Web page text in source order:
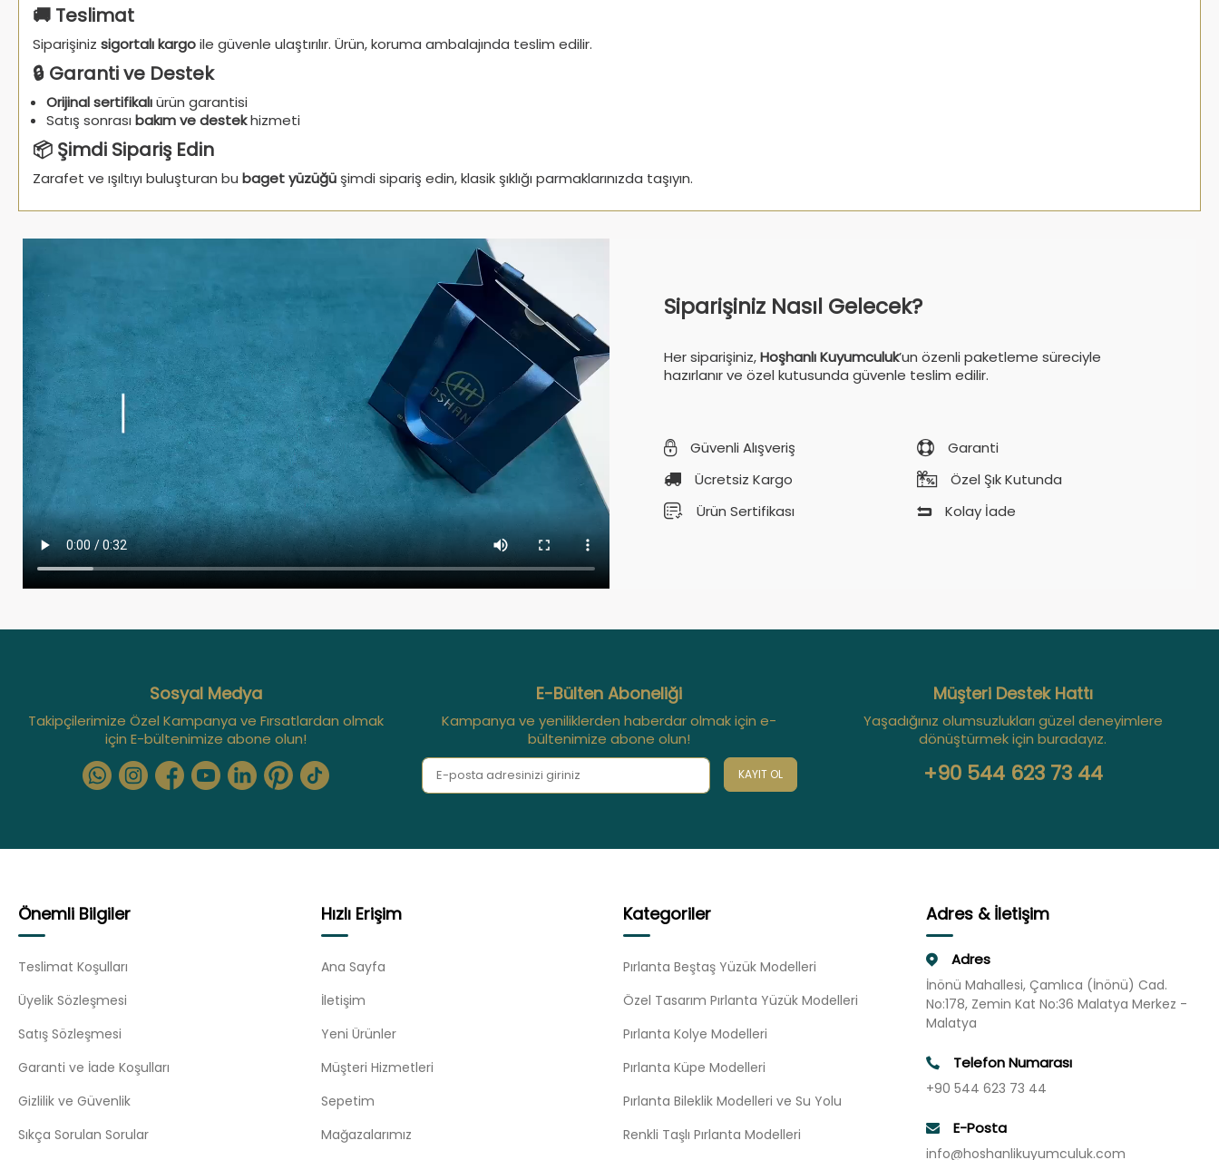
🚚 Teslimat
Siparişiniz sigortalı kargoile güvenle ulaştırılır. Ürün, koruma ambalajında teslim edilir.
🔒 Garanti ve Destek
Orijinal sertifikalıürün garantisi
Satış sonrası bakım ve destekhizmeti
📦 Şimdi Sipariş Edin
Zarafet ve ışıltıyı buluşturan bu baget yüzüğü şimdi sipariş edin, klasik şıklığı parmaklarınızda taşıyın.
Siparişiniz Nasıl Gelecek?
Her siparişiniz,Hoşhanlı Kuyumculuk’un özenli paketleme süreciyle
hazırlanır ve özel kutusunda güvenle teslim edilir.
Güvenli Alışveriş
Garanti
Ücretsiz Kargo
Özel Şık Kutunda
Ürün Sertifikası
Kolay İade
Sosyal Medya
Takipçilerimize Özel Kampanya ve Fırsatlardan olmak
için E-bültenimize abone olun!
E-Bülten Aboneliği
Kampanya ve yeniliklerden haberdar olmak için e-
bültenimize abone olun!
KAYIT OL
Müşteri Destek Hattı
Yaşadığınız olumsuzlukları güzel deneyimlere
dönüştürmek için buradayız.
+90 544 623 73 44
Önemli Bilgiler
Teslimat Koşulları
Üyelik Sözleşmesi
Satış Sözleşmesi
Garanti ve İade Koşulları
Gizlilik ve Güvenlik
Sıkça Sorulan Sorular
Hızlı Erişim
Ana Sayfa
İletişim
Yeni Ürünler
Müşteri Hizmetleri
Sepetim
Mağazalarımız
Kategoriler
Pırlanta Beştaş Yüzük Modelleri
Özel Tasarım Pırlanta Yüzük Modelleri
Pırlanta Kolye Modelleri
Pırlanta Küpe Modelleri
Pırlanta Bileklik Modelleri ve Su Yolu
Renkli Taşlı Pırlanta Modelleri
Adres & İletişim
Adres
İnönü Mahallesi, Çamlıca (İnönü) Cad.
No:178, Zemin Kat No:36 Malatya Merkez -
Malatya
Telefon Numarası
+90 544 623 73 44
E-Posta
info@hoshanlikuyumculuk.com